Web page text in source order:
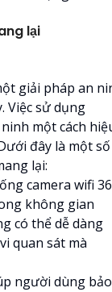
lại
giải pháp an
Việc sử dụng
một cách
đây là một số
lại:
camera wifi
không gian
có thể dễ dàng
quan sát mà
người dùng bảo